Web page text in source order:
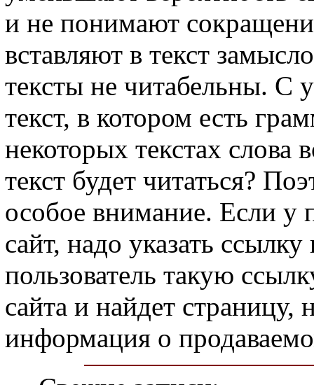
и не понимают
вставляют в текст
тексты не читабельны. С
текст, в котором есть
некоторых текстах
текст будет читаться?
особое внимание. Если у
сайт, надо указать
пользователь такую
сайта и найдет страницу,
информация о